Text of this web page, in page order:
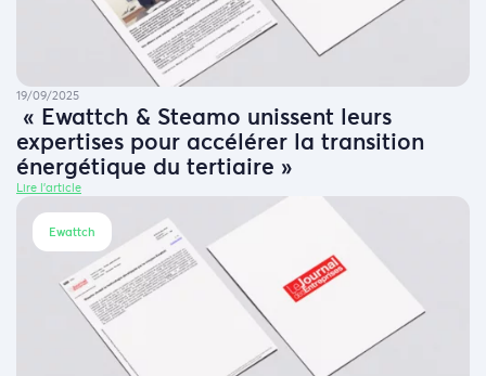
19/09/2025
« Ewattch & Steamo unissent leurs
expertises pour accélérer la transition
énergétique du tertiaire »
Lire l'article
Ewattch